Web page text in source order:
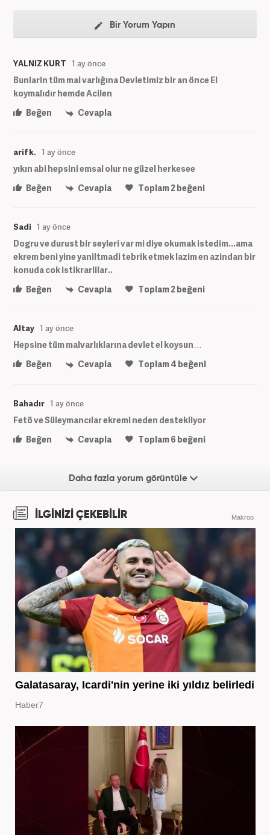
Bir Yorum Yapın
YALNIZ KURT 1 ay önce
Bunlarin tüm mal varlığına Devletimiz bir an önce El
koymalıdır hemde Acilen
Beğen
Cevapla
arif k. 1 ay önce
yıkın abi hepsini emsal olur ne güzel herkesee
Beğen
Cevapla Toplam2 beğeni
Sadi 1 ay önce
Dogru ve durust bir seyleri var mi diye okumak istedim...ama
ekrem beni yine yaniltmadi tebrik etmek lazim en azindan bir
konuda cok istikrarlilar..
Beğen
Cevapla Toplam2beğeni
Altay 1 ay önce
Hepsine tüm malvarlıklarına devlet el koysun…
Beğen
Cevapla Toplam4 beğeni
Bahadır 1 ay önce
Fetö ve Süleymancılar ekremi neden destekliyor
Beğen
Cevapla Toplam6 beğeni
Daha fazla yorum görüntüle
İLGİNİZİ ÇEKEBİLİR Makroo
Galatasaray, Icardi'nin yerine iki yıldız belirledi
Haber7